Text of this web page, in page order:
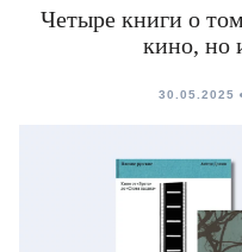
Четыре книги о
кино, но
30.05.2025